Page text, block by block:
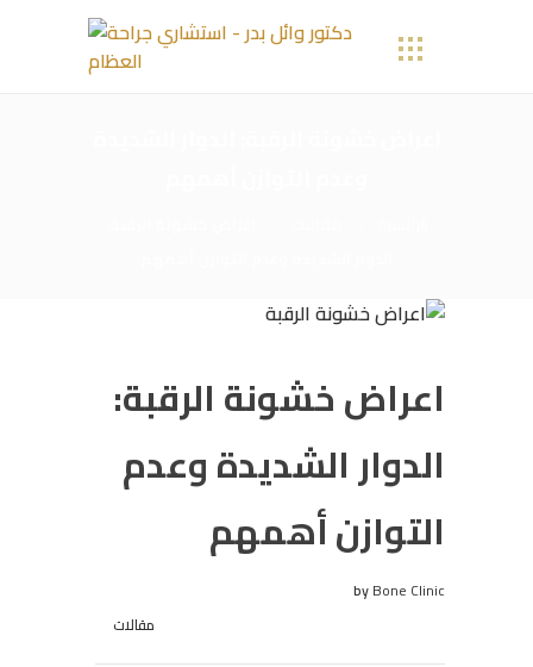
اعراض خشونة الرقبة:
الدوار الشديدة وعدم
التوازن أهمهم
byBone Clinic
مقالات